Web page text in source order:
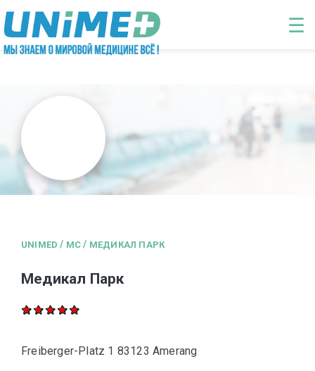
Перейти к основному содержанию
☰
UNIMED / MC / МЕДИКАЛ ПАРК
Медикал Парк
Freiberger-Platz 1 83123 Amerang